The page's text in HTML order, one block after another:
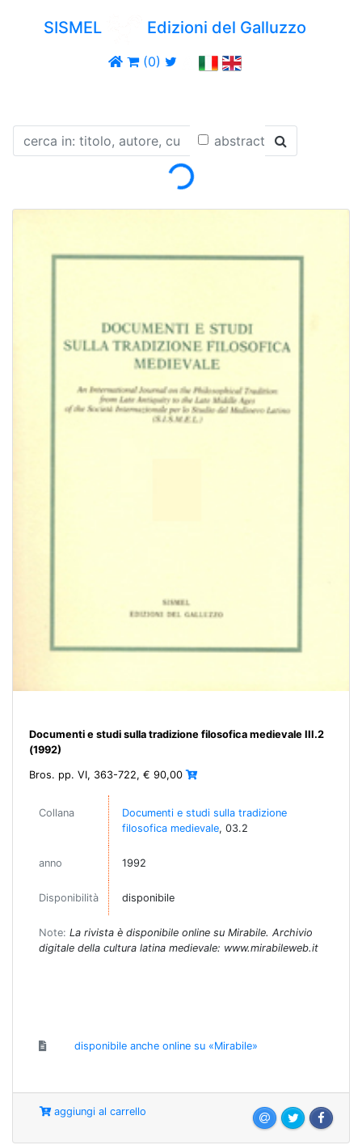
SISMEL Edizioni del Galluzzo
(0)
abstract
Loading...
Documenti e studi sulla tradizione filosofica medievale III.2
(1992)
Bros. pp. VI, 363-722, € 90,00
Collana
Documenti e studi sulla tradizione
filosofica medievale, 03.2
anno 1992
Disponibilità disponibile
Note: La rivista è disponibile online su Mirabile. Archivio
digitale della cultura latina medievale: www.mirabileweb.it
disponibile anche online su «Mirabile»
aggiungi al carrello